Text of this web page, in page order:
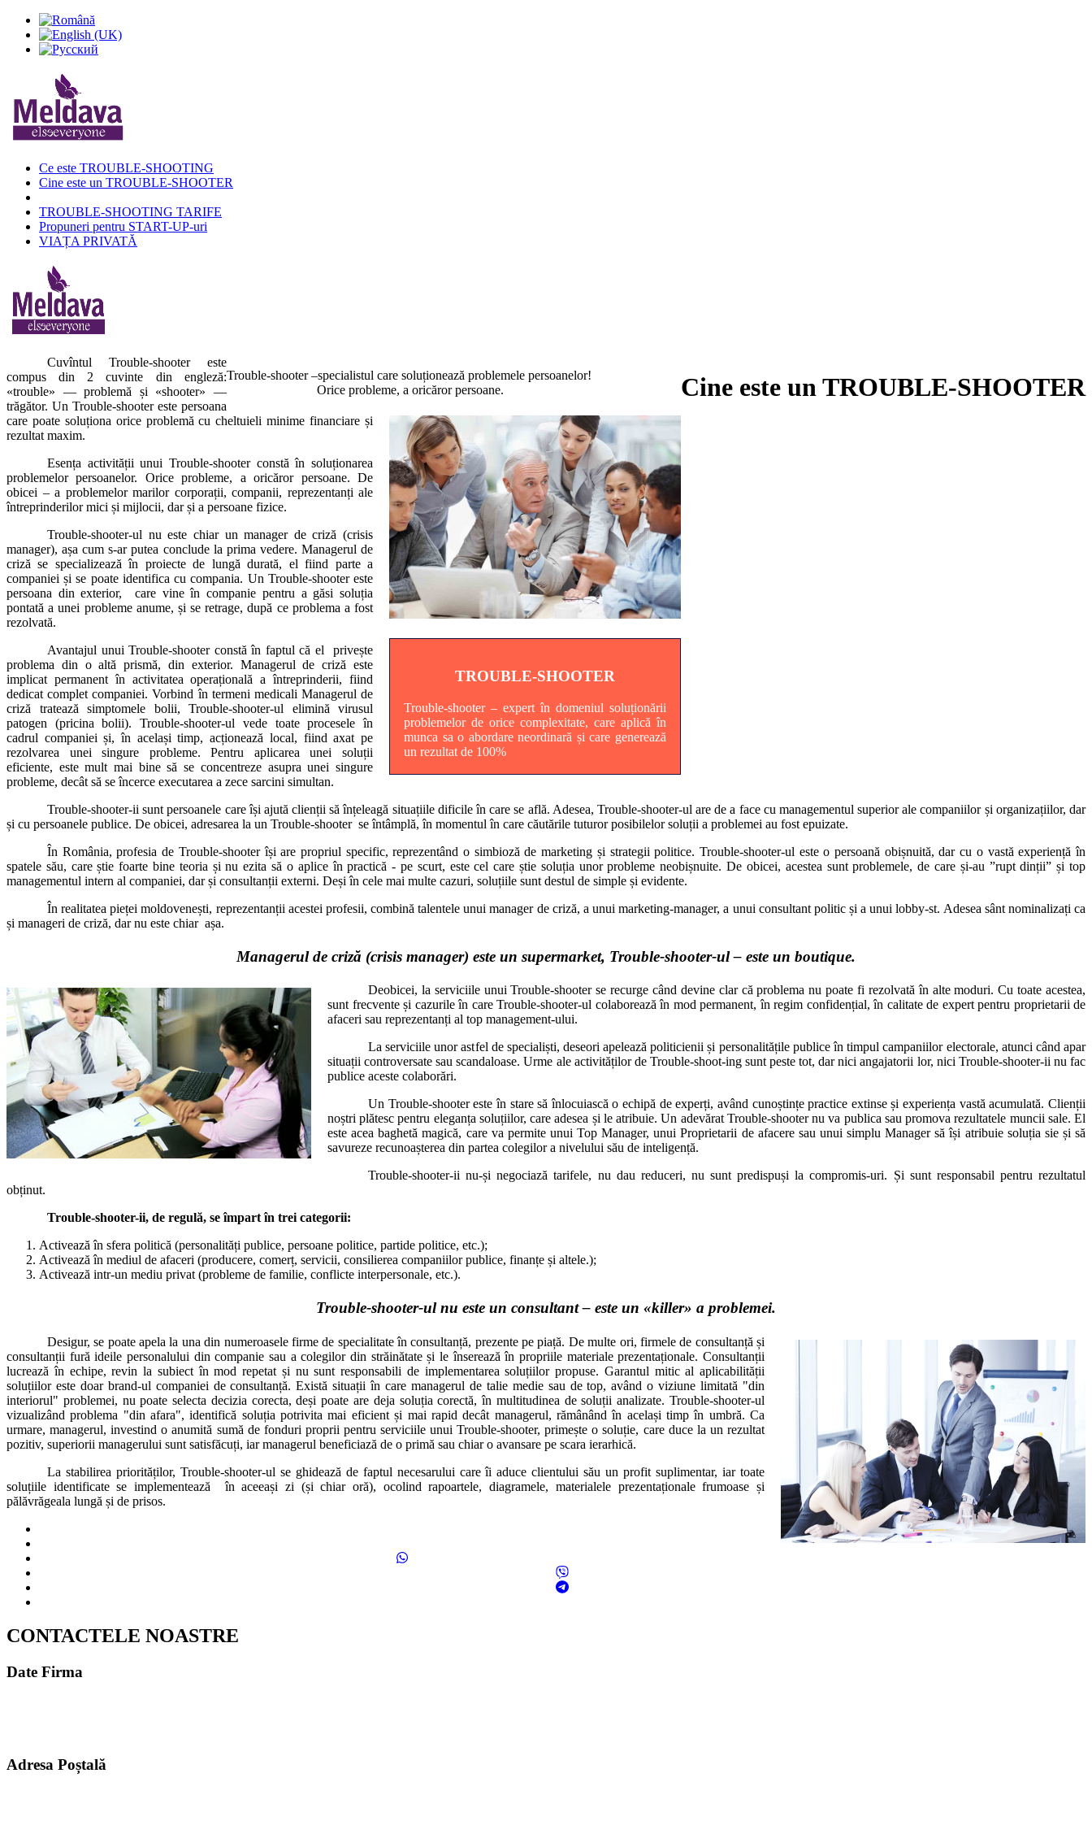
Ce este TROUBLE-SHOOTING
Cine este un TROUBLE-SHOOTER
TROUBLE-SHOOTING TARIFE
Propuneri pentru START-UP-uri
VIAȚA PRIVATĂ
Cine este un TROUBLE-SHOOTER
Trouble-shooter –specialistul care soluționează problemele persoanelor!
Orice probleme, a oricăror persoane.
TROUBLE-SHOOTER
Trouble-shooter – expert în domeniul soluționării
problemelor de orice complexitate, care aplică în
munca sa o abordare neordinară și care generează
un rezultat de 100%
Cuvîntul Trouble-shooter este
compus din 2 cuvinte din engleză:
«trouble» — problemă și «shooter» —
trăgător. Un Trouble-shooter este persoana
care poate soluționa orice problemă cu cheltuieli minime financiare și
rezultat maxim.
Esența activității unui Trouble-shooter constă în soluționarea
problemelor persoanelor. Orice probleme, a oricăror persoane. De
obicei – a problemelor marilor corporații, companii, reprezentanți ale
întreprinderilor mici și mijlocii, dar și a persoane fizice.
Trouble-shooter-ul nu este chiar un manager de criză (crisis
manager), așa cum s-ar putea conclude la prima vedere. Managerul de
criză se specializează în proiecte de lungă durată, el fiind parte a
companiei și se poate identifica cu compania. Un Trouble-shooter este
persoana din exterior, care vine în companie pentru a găsi soluția
pontată a unei probleme anume, și se retrage, după ce problema a fost
rezolvată.
Avantajul unui Trouble-shooter constă în faptul că el privește
problema din o altă prismă, din exterior. Managerul de criză este
implicat permanent în activitatea operațională a întreprinderii, fiind
dedicat complet companiei. Vorbind în termeni medicali Managerul de
criză tratează simptomele bolii, Trouble-shooter-ul elimină virusul
patogen (pricina bolii). Trouble-shooter-ul vede toate procesele în
cadrul companiei și, în același timp, acționează local, fiind axat pe
rezolvarea unei singure probleme. Pentru aplicarea unei soluții
eficiente, este mult mai bine să se concentreze asupra unei singure
probleme, decât să se încerce executarea a zece sarcini simultan.
Trouble-shooter-ii sunt persoanele care își ajută clienții să înțeleagă situațiile dificile în care se află. Adesea, Trouble-shooter-ul are de a face cu managementul superior ale companiilor și organizațiilor, dar
și cu persoanele publice. De obicei, adresarea la un Trouble-shooter se întâmplă, în momentul în care căutările tuturor posibilelor soluții a problemei au fost epuizate.
În România, profesia de Trouble-shooter își are propriul specific, reprezentând o simbioză de marketing și strategii politice. Trouble-shooter-ul este o persoană obișnuită, dar cu o vastă experiență în
spatele său, care știe foarte bine teoria și nu ezita să o aplice în practică - pe scurt, este cel care știe soluția unor probleme neobișnuite. De obicei, acestea sunt problemele, de care și-au ”rupt dinții” și top
managementul intern al companiei, dar și consultanții externi. Deși în cele mai multe cazuri, soluțiile sunt destul de simple și evidente.
În realitatea pieței moldovenești, reprezentanții acestei profesii, combină talentele unui manager de criză, a unui marketing-manager, a unui consultant politic și a unui lobby-st. Adesea sânt nominalizați ca
și manageri de criză, dar nu este chiar așa.
Managerul de criză (crisis manager) este un supermarket, Trouble-shooter-ul – este un boutique.
Deobicei, la serviciile unui Trouble-shooter se recurge când devine clar că problema nu poate fi rezolvată în alte moduri. Cu toate acestea,
sunt frecvente și cazurile în care Trouble-shooter-ul colaborează în mod permanent, în regim confidențial, în calitate de expert pentru proprietarii de
afaceri sau reprezentanți al top management-ului.
La serviciile unor astfel de specialiști, deseori apelează politicienii și personalitățile publice în timpul campaniilor electorale, atunci când apar
situații controversate sau scandaloase. Urme ale activităților de Trouble-shoot-ing sunt peste tot, dar nici angajatorii lor, nici Trouble-shooter-ii nu fac
publice aceste colaborări.
Un Trouble-shooter este în stare să înlocuiască o echipă de experți, având cunoștințe practice extinse și experiența vastă acumulată. Clienții
noștri plătesc pentru eleganța soluțiilor, care adesea și le atribuie. Un adevărat Trouble-shooter nu va publica sau promova rezultatele muncii sale. El
este acea baghetă magică, care va permite unui Top Manager, unui Proprietarii de afacere sau unui simplu Manager să își atribuie soluția sie și să
savureze recunoașterea din partea colegilor a nivelului său de inteligență.
Trouble-shooter-ii nu-și negociază tarifele, nu dau reduceri, nu sunt predispuși la compromis-uri. Și sunt responsabil pentru rezultatul
obținut.
Trouble-shooter-ii, de regulă, se împart în trei categorii:
Activează în sfera politică (personalități publice, persoane politice, partide politice, etc.);
Activează în mediul de afaceri (producere, comerț, servicii, consilierea companiilor publice, finanțe și altele.);
Activează intr-un mediu privat (probleme de familie, conflicte interpersonale, etc.).
Trouble-shooter-ul nu este un consultant – este un «killer» a problemei.
Desigur, se poate apela la una din numeroasele firme de specialitate în consultanță, prezente pe piață. De multe ori, firmele de consultanță și
consultanții fură ideile personalului din companie sau a colegilor din străinătate și le înserează în propriile materiale prezentaționale. Consultanții
lucrează în echipe, revin la subiect în mod repetat și nu sunt responsabili de implementarea soluțiilor propuse. Garantul mitic al aplicabilității
soluțiilor este doar brand-ul companiei de consultanță. Există situații în care managerul de talie medie sau de top, având o viziune limitată "din
interiorul" problemei, nu poate selecta decizia corecta, deși poate are deja soluția corectă, în multitudinea de soluții analizate. Trouble-shooter-ul
vizualizând problema "din afara", identifică soluția potrivita mai eficient și mai rapid decât managerul, rămânând în același timp în umbră. Ca
urmare, managerul, investind o anumită sumă de fonduri proprii pentru serviciile unui Trouble-shooter, primește o soluție, care duce la un rezultat
pozitiv, superiorii managerului sunt satisfăcuți, iar managerul beneficiază de o primă sau chiar o avansare pe scara ierarhică.
La stabilirea priorităților, Trouble-shooter-ul se ghidează de faptul necesarului care îi aduce clientului său un profit suplimentar, iar toate
soluțiile identificate se implementează în aceeași zi (și chiar oră), ocolind rapoartele, diagramele, materialele prezentaționale frumoase și
pălăvrăgeala lungă și de prisos.
CONTACTELE NOASTRE
Date Firma
Adresa Poștală